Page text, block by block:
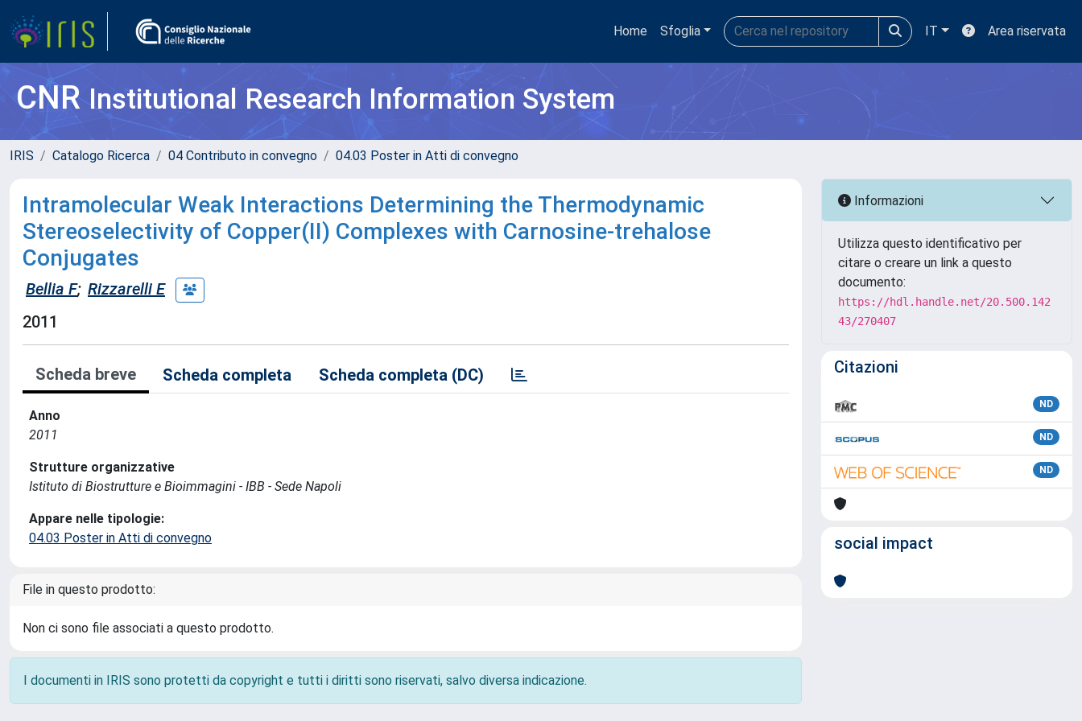
Home Sfoglia IT Area riservata
CNRInstitutional Research Information System
IRIS Catalogo Ricerca 04 Contributo in convegno 04.03 Poster in Atti di convegno
Intramolecular Weak Interactions Determining the Thermodynamic
Stereoselectivity of Copper(II) Complexes with Carnosine-trehalose
Conjugates
Bellia F; Rizzarelli E
2011
Scheda breve Scheda completa Scheda completa (DC)
Anno
2011
Strutture organizzative
Istituto di Biostrutture e Bioimmagini - IBB - Sede Napoli
Appare nelle tipologie:
04.03 Poster in Atti di convegno
File in questo prodotto:
Non ci sono file associati a questo prodotto.
I documenti in IRIS sono protetti da copyright e tutti i diritti sono riservati, salvo diversa indicazione.
Informazioni
Utilizza questo identificativo per
citare o creare un link a questo
documento:
https://hdl.handle.net/20.500.142
43/270407
Citazioni
ND
ND
ND
social impact